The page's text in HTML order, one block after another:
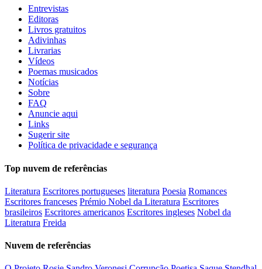
Entrevistas
Editoras
Livros gratuitos
Adivinhas
Livrarias
Vídeos
Poemas musicados
Notícias
Sobre
FAQ
Anuncie aqui
Links
Sugerir site
Política de privacidade e segurança
Top nuvem de referências
Literatura Escritores portugueses literatura Poesia Romances
Escritores franceses Prémio Nobel da Literatura Escritores
brasileiros Escritores americanos Escritores ingleses Nobel da
Literatura Freida
Nuvem de referências